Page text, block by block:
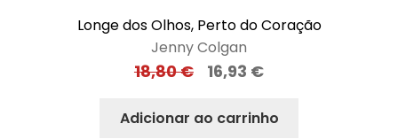
Longe dos Olhos, Perto do Coração
Jenny Colgan
18,80€ 16,93 €
Adicionar ao carrinho